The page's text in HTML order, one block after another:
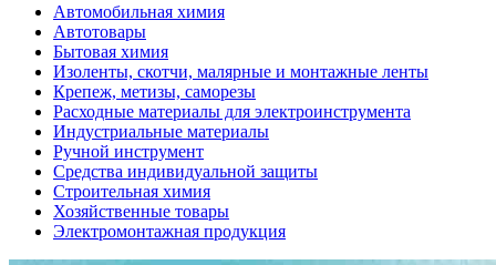
Автомобильная химия
Автотовары
Бытовая химия
Изоленты, скотчи, малярные и монтажные ленты
Крепеж, метизы, саморезы
Расходные материалы для электроинструмента
Индустриальные материалы
Ручной инструмент
Средства индивидуальной защиты
Строительная химия
Хозяйственные товары
Электромонтажная продукция